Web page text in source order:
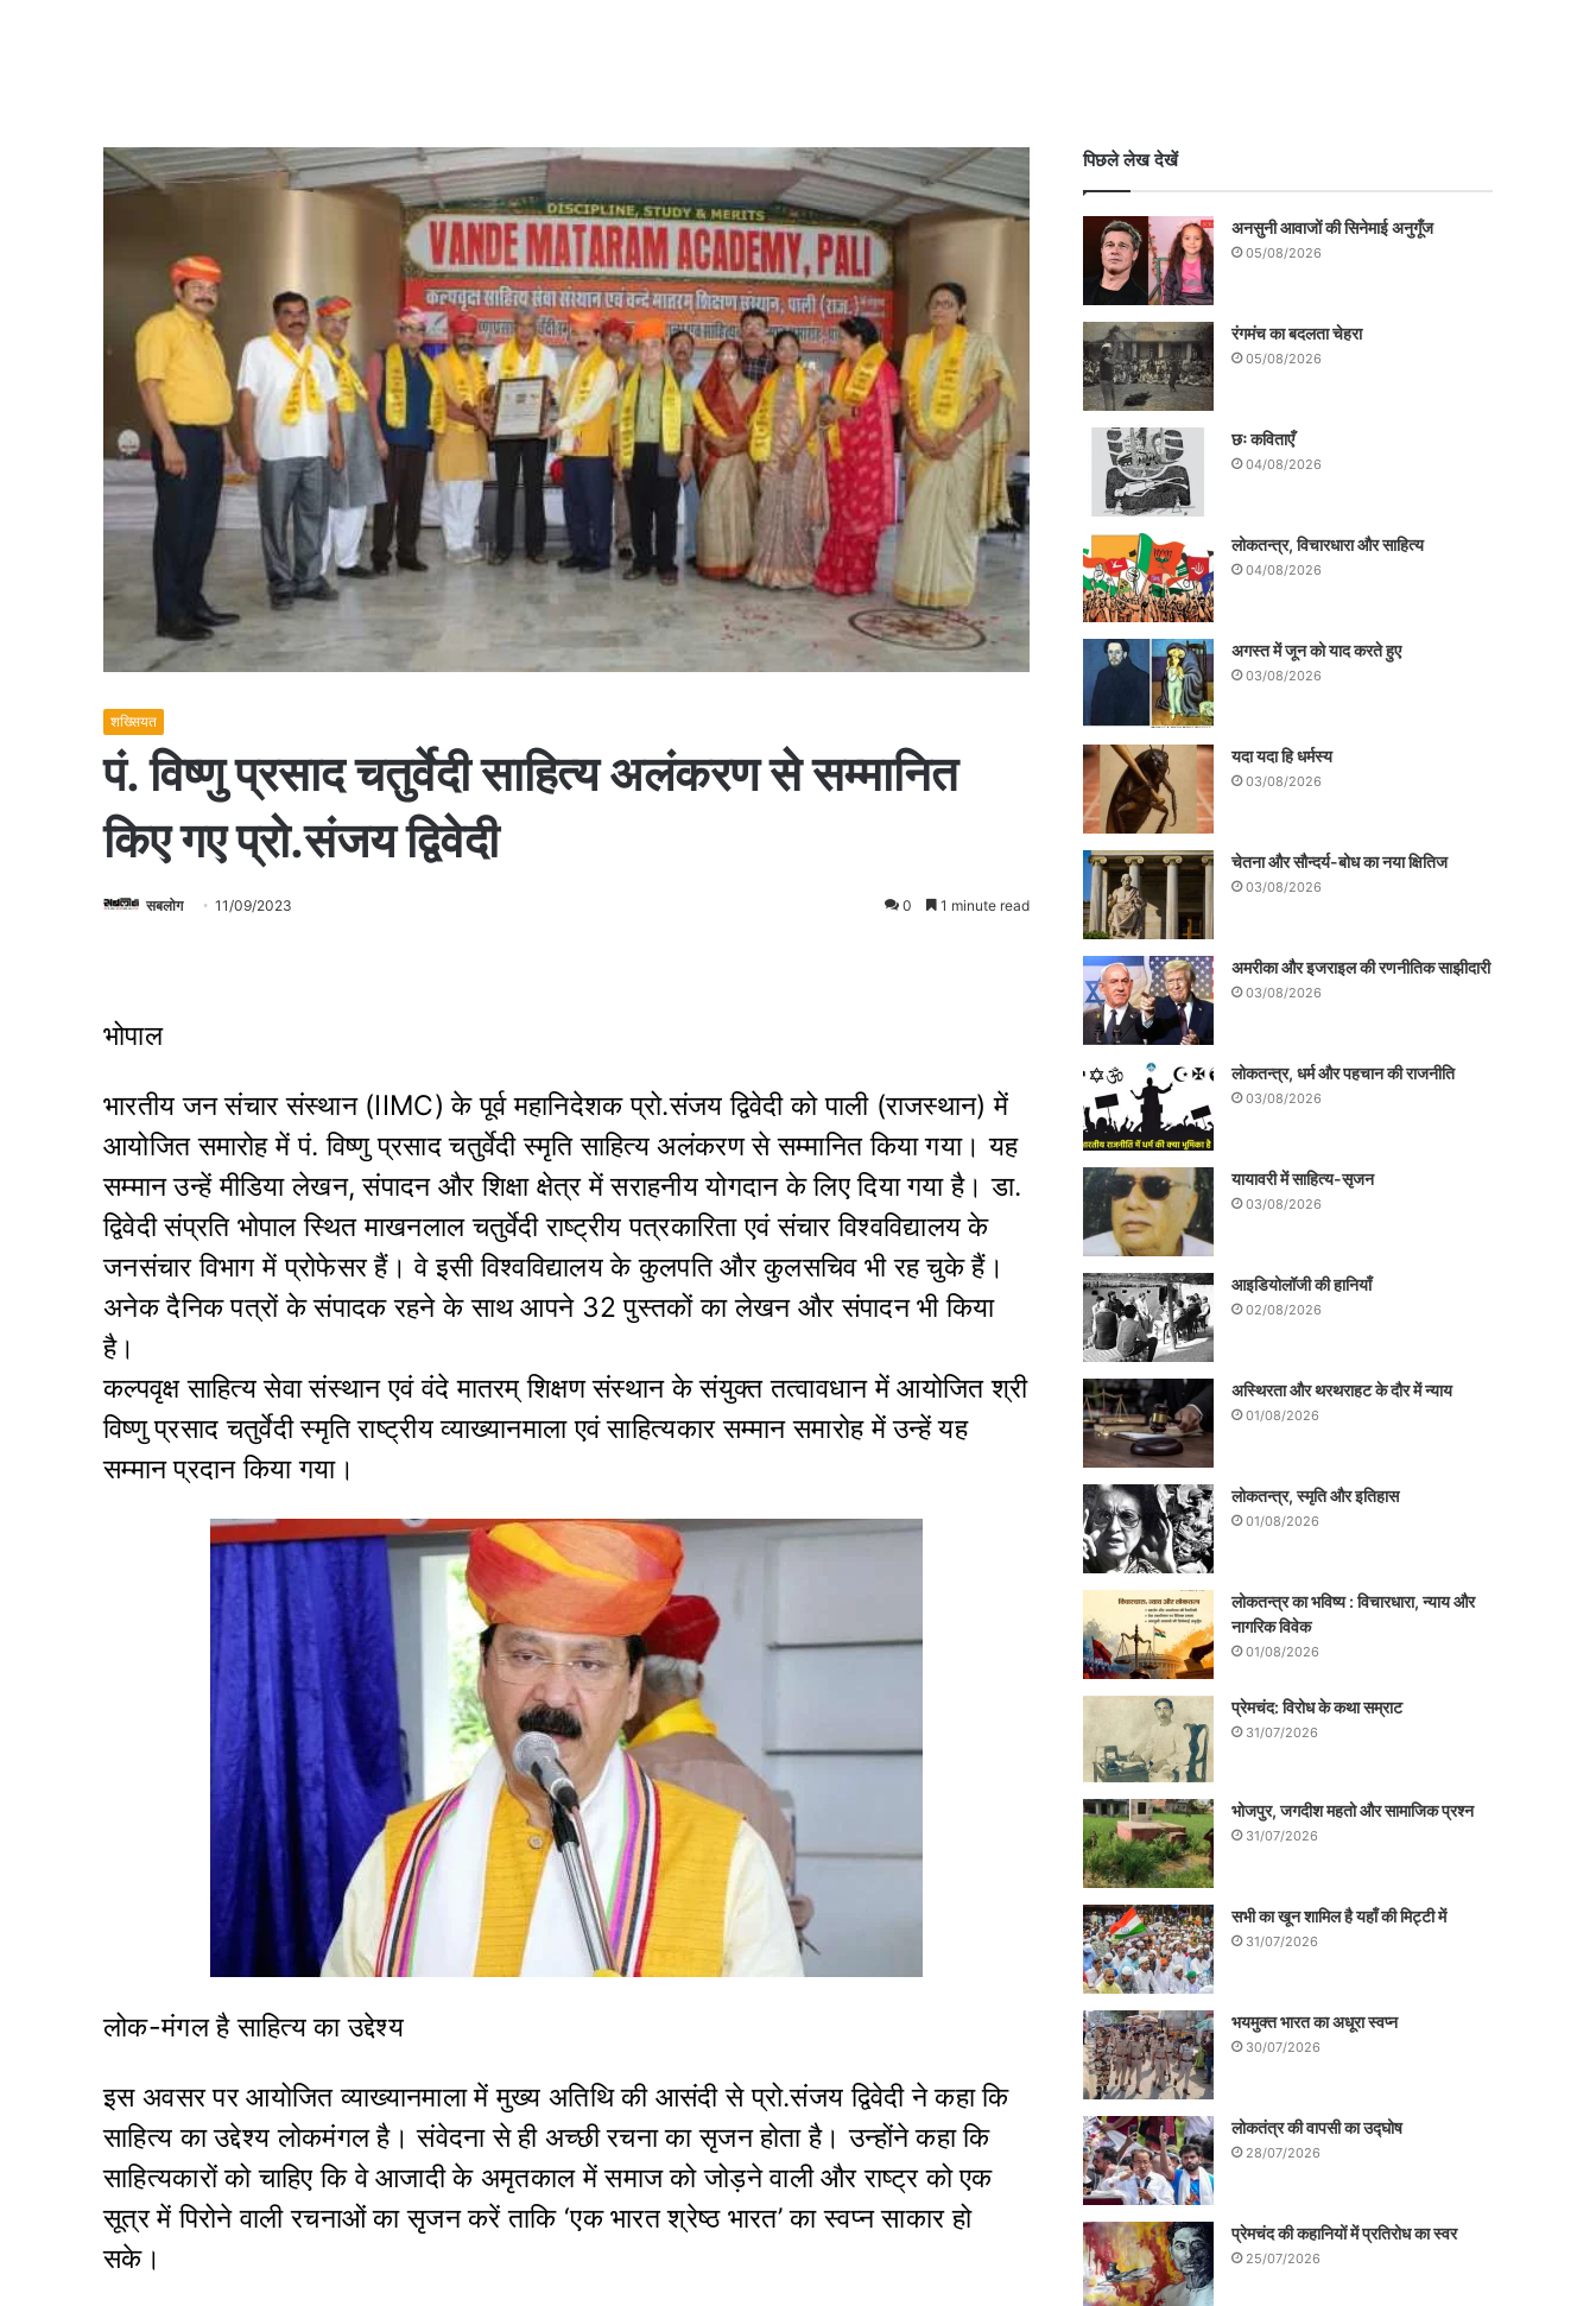
शख्सियत
पं. विष्णु प्रसाद चतुर्वेदी साहित्य अलंकरण से सम्मानित
किए गए प्रो.संजय द्विवेदी
सबलोग 11/09/2023 0 1 minute read
भोपाल
भारतीय जन संचार संस्थान (IIMC) के पूर्व महानिदेशक प्रो.संजय द्विवेदी को पाली (राजस्थान) में
आयोजित समारोह में पं. विष्णु प्रसाद चतुर्वेदी स्मृति साहित्य अलंकरण से सम्मानित किया गया। यह
सम्मान उन्हें मीडिया लेखन, संपादन और शिक्षा क्षेत्र में सराहनीय योगदान के लिए दिया गया है। डा.
द्विवेदी संप्रति भोपाल स्थित माखनलाल चतुर्वेदी राष्ट्रीय पत्रकारिता एवं संचार विश्वविद्यालय के
जनसंचार विभाग में प्रोफेसर हैं। वे इसी विश्वविद्यालय के कुलपति और कुलसचिव भी रह चुके हैं।
अनेक दैनिक पत्रों के संपादक रहने के साथ आपने 32 पुस्तकों का लेखन और संपादन भी किया
है।
कल्पवृक्ष साहित्य सेवा संस्थान एवं वंदे मातरम् शिक्षण संस्थान के संयुक्त तत्वावधान में आयोजित श्री
विष्णु प्रसाद चतुर्वेदी स्मृति राष्ट्रीय व्याख्यानमाला एवं साहित्यकार सम्मान समारोह में उन्हें यह
सम्मान प्रदान किया गया।
लोक-मंगल है साहित्य का उद्देश्य
इस अवसर पर आयोजित व्याख्यानमाला में मुख्य अतिथि की आसंदी से प्रो.संजय द्विवेदी ने कहा कि
साहित्य का उद्देश्य लोकमंगल है। संवेदना से ही अच्छी रचना का सृजन होता है। उन्होंने कहा कि
साहित्यकारों को चाहिए कि वे आजादी के अमृतकाल में समाज को जोड़ने वाली और राष्ट्र को एक
सूत्र में पिरोने वाली रचनाओं का सृजन करें ताकि ‘एक भारत श्रेष्ठ भारत’ का स्वप्न साकार हो
सके।
पिछले लेख देखें
अनसुनी आवाजों की सिनेमाई अनुगूँज
05/08/2026
रंगमंच का बदलता चेहरा
05/08/2026
छः कविताएँ
04/08/2026
लोकतन्त्र, विचारधारा और साहित्य
04/08/2026
अगस्त में जून को याद करते हुए
03/08/2026
यदा यदा हि धर्मस्य
03/08/2026
चेतना और सौन्दर्य-बोध का नया क्षितिज
03/08/2026
अमरीका और इजराइल की रणनीतिक साझीदारी
03/08/2026
लोकतन्त्र, धर्म और पहचान की राजनीति
03/08/2026
यायावरी में साहित्य-सृजन
03/08/2026
आइडियोलॉजी की हानियाँ
02/08/2026
अस्थिरता और थरथराहट के दौर में न्याय
01/08/2026
लोकतन्त्र, स्मृति और इतिहास
01/08/2026
लोकतन्त्र का भविष्य : विचारधारा, न्याय और
नागरिक विवेक
01/08/2026
प्रेमचंद: विरोध के कथा सम्राट
31/07/2026
भोजपुर, जगदीश महतो और सामाजिक प्रश्न
31/07/2026
सभी का खून शामिल है यहाँ की मिट्टी में
31/07/2026
भयमुक्त भारत का अधूरा स्वप्न
30/07/2026
लोकतंत्र की वापसी का उद्घोष
28/07/2026
प्रेमचंद की कहानियों में प्रतिरोध का स्वर
25/07/2026